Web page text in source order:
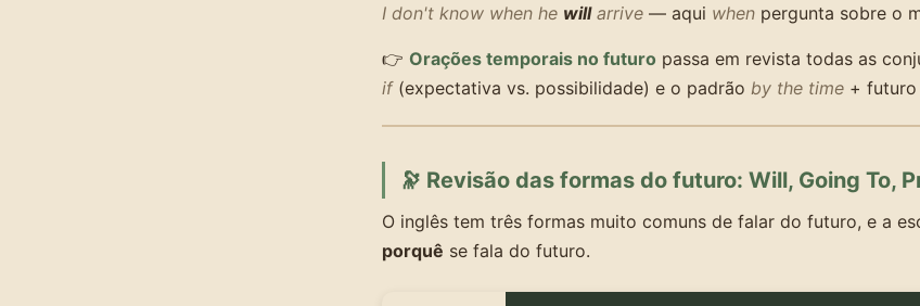
I don't know when he willarrive — aqui when pergunta sobre o
👉 Orações temporais no futuro passa em revista todas as
if(expectativa vs. possibilidade) e o padrão by the time +
🔭 Revisão das formas do futuro: Will, Going To,
O inglês tem três formas muito comuns de falar do futuro, e a
porquê se fala do futuro.